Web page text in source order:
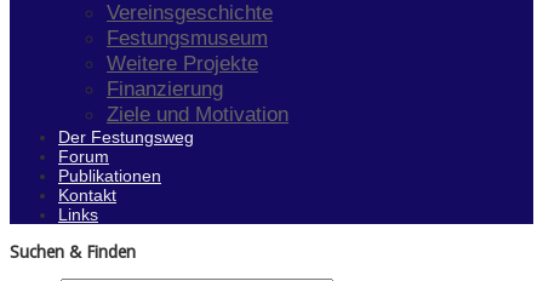
Vereinsgeschichte
Festungsmuseum
Weitere Projekte
Finanzierung
Ziele und Motivation
Der Festungsweg
Forum
Publikationen
Kontakt
Links
Suchen & Finden